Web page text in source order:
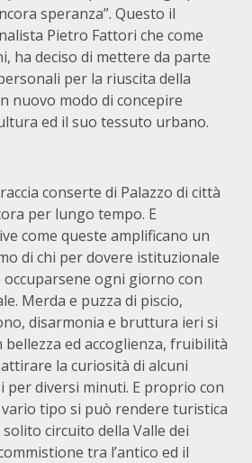
speranza”. Questo il
Pietro Fattori che come
ha deciso di mettere da parte
per la riuscita della
nuovo modo di concepire
ed il suo tessuto urbano.
conserte di Palazzo di città
per lungo tempo. E
come queste amplificano un
di chi per dovere istituzionale
ogni giorno con
Merda e puzza di piscio,
disarmonia e bruttura ieri si
ed accoglienza, fruibilità
la curiosità di alcuni
diversi minuti. E proprio con
tipo si può rendere turistica
circuito della Valle dei
tra l’antico ed il